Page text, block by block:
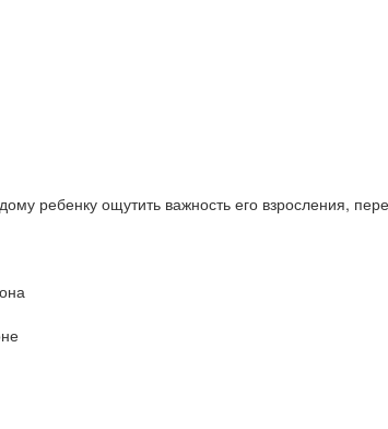
ребенку ощутить важность его взросления,